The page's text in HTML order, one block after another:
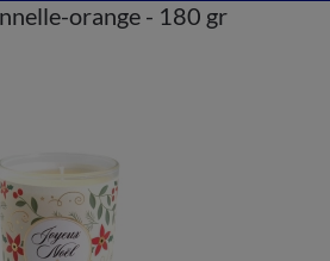
orange - 180 gr